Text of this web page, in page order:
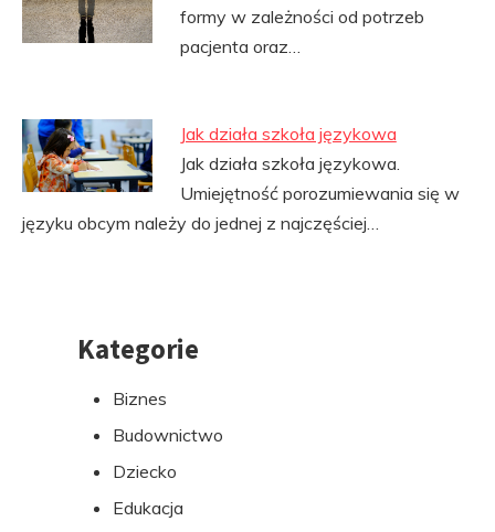
formy w zależności od potrzeb
pacjenta oraz…
Jak działa szkoła językowa
Jak działa szkoła językowa.
Umiejętność porozumiewania się w
języku obcym należy do jednej z najczęściej…
PrzejdźKategorie
Biznes
Budownictwo
Dziecko
Edukacja